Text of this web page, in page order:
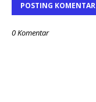
POSTING KOMENTAR
0 Komentar